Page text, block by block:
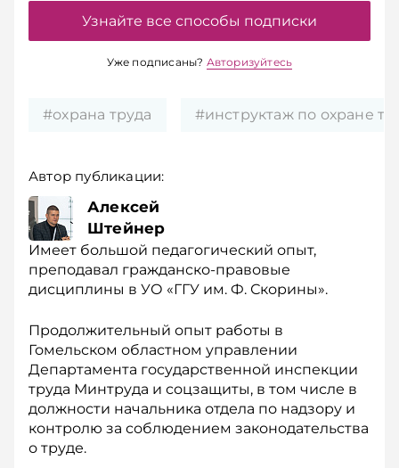
Узнайте все способы подписки
Уже подписаны? Авторизуйтесь
#охрана труда #инструктаж по охране
Автор публикации:
Алексей
Штейнер
Имеет большой педагогический опыт,
преподавал гражданско-правовые
дисциплины в УО «ГГУ им. Ф. Скорины».
Продолжительный опыт работы в
Гомельском областном управлении
Департамента государственной инспекции
труда Минтруда и соцзащиты, в том числе в
должности начальника отдела по надзору и
контролю за соблюдением законодательства
о труде.